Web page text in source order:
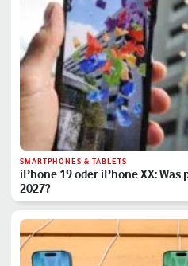
SMARTPHONES & TABLETS
iPhone 19 oder iPhone XX:
2027?